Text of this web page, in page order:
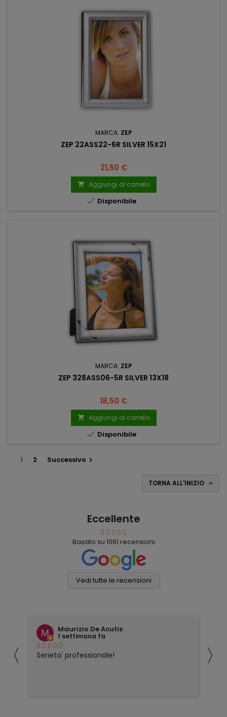
MARCA: ZEP
ZEP 22ASS22-6R SILVER 15X21
Prezzo
21,50 €
 Aggiungi al carrello
 Disponibile
MARCA: ZEP
ZEP 328ASS06-5R SILVER 13X18
Prezzo
18,50 €
 Aggiungi al carrello
 Disponibile
1 2 Successivo 
TORNA ALL'INIZIO 
Eccellente
Basato su 1061 recensioni
Vedi tutte le recensioni
〈
Maurizio De Acutis
1 settimana fa
Serieta' professionale! 〉